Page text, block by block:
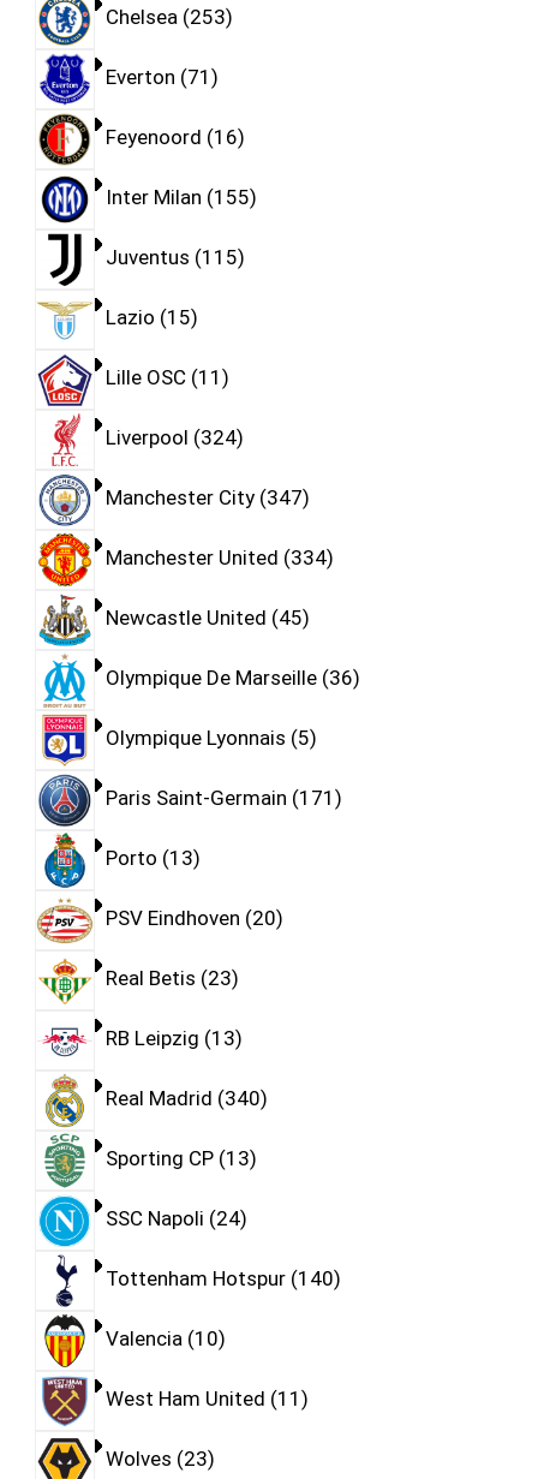
Chelsea 253
Everton 71
Feyenoord 16
Inter Milan 155
Juventus 115
Lazio 15
Lille OSC 11
Liverpool 324
Manchester City 347
Manchester United 334
Newcastle United 45
Olympique De Marseille 36
Olympique Lyonnais 5
Paris Saint-Germain 171
Porto 13
PSV Eindhoven 20
Real Betis 23
RB Leipzig 13
Real Madrid 340
Sporting CP 13
SSC Napoli 24
Tottenham Hotspur 140
Valencia 10
West Ham United 11
Wolves 23